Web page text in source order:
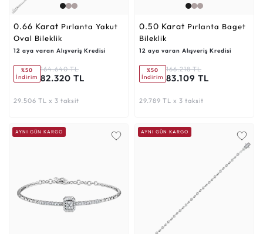
0.66 Karat
Oval Bileklik
12 aya varan Alışveriş Kredisi
%50
İndirim
164.640 TL
82.320 TL
29.506 TL x 3 taksit
0.50 Karat
Bileklik
12 aya varan Alışveriş Kredisi
%50
İndirim
166.218 TL
83.109 TL
29.789 TL x 3 taksit
AYNI GÜN KARGO AYNI GÜN KARGO